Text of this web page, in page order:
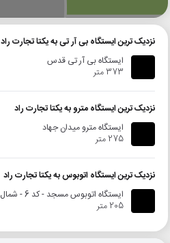
نزدیک ترین ایستگاه بی آر تی به یکتا تجارت راد
ایستگاه بی آر تی قدس
373 متر
نزدیک ترین ایستگاه مترو به یکتا تجارت راد
ایستگاه مترو میدان جهاد
275 متر
نزدیک ترین ایستگاه اتوبوس به یکتا تجارت راد
ایستگاه اتوبوس مسجد - کد 6 - شمال به جنوب
205 متر